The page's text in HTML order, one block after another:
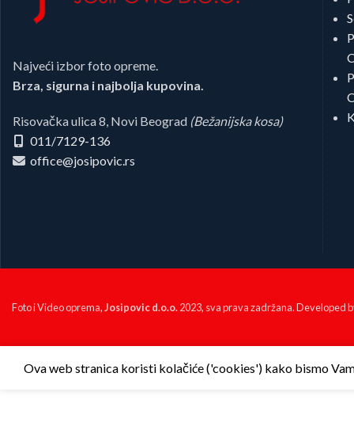
Najveći izbor foto opreme.
Brza, sigurna i najbolja kupovina.
Risovačka ulica 8, Novi Beograd (Bežanijska kosa)
011/7129-136
office@josipovic.rs
Foto i Video oprema,Josipovic d.o.o.2023, sva prava zadržana. Developed
Ova web stranica koristi kolačiće ('cookies') kako bismo